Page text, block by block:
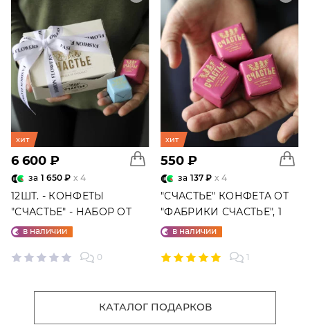
хит
6 600 ₽
за 1 650 ₽ x 4
12ШТ. - КОНФЕТЫ
"СЧАСТЬЕ" - НАБОР ОТ
"ФАБРИКИ СЧАСТЬЕ"
в наличии
0
хит
550 ₽
за 137 ₽ x 4
"СЧАСТЬЕ" КОНФЕТА ОТ
"ФАБРИКИ СЧАСТЬЕ", 1
ШТ.в наличии
1
КАТАЛОГ ПОДАРКОВ